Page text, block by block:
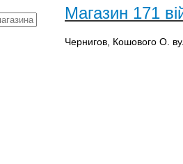
Магазин 171
Чернигов, Кошового О.